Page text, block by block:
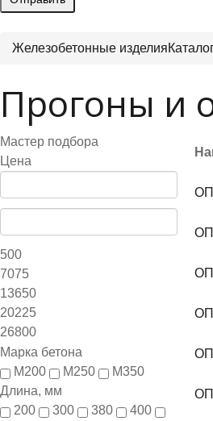
Железобетонные изделия
Прогоны и
Мастер подбора
Цена
500
7075
13650
20225
26800
Марка бетона
М200
М250
М350
Длина, мм
200
300 380
400
ОП
ОП
ОП